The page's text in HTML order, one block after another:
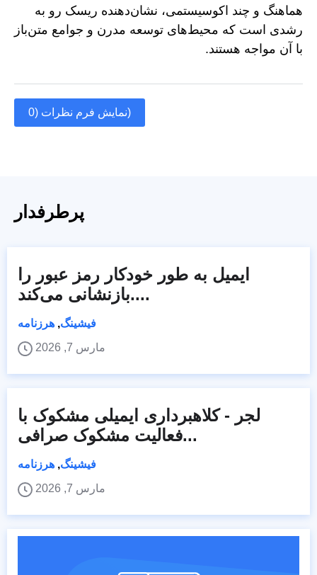
هماهنگ و چند اکوسیستمی، نشان‌دهنده ریسک رو به
رشدی است که محیط‌های توسعه مدرن و جوامع متن‌باز
با آن مواجه هستند.
نمایش فرم نظرات (0)
پرطرفدار
ایمیل به طور خودکار رمز عبور را
بازنشانی می‌کند....
فیشینگ, هرزنامه
مارس 7, 2026
لجر - کلاهبرداری ایمیلی مشکوک با
فعالیت مشکوک صرافی...
فیشینگ, هرزنامه
مارس 7, 2026